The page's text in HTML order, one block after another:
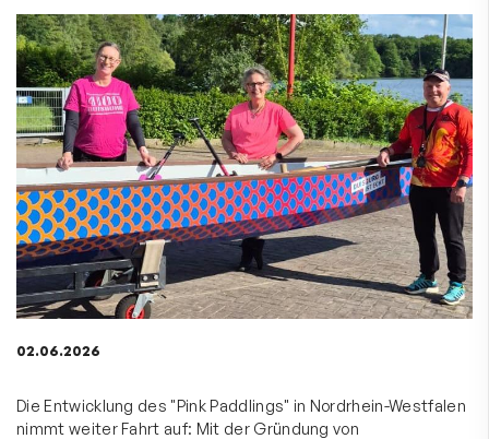
02.06.2026
Die Entwicklung des "Pink Paddlings" in Nordrhein-Westfalen
nimmt weiter Fahrt auf: Mit der Gründung von